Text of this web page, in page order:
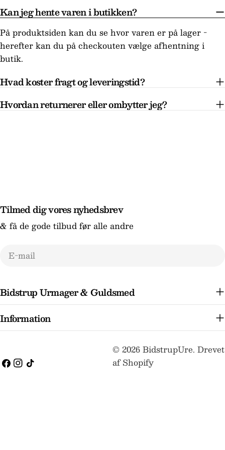
Kan jeg hente varen i butikken?
På produktsiden kan du se hvor varen er på lager -
herefter kan du på checkouten vælge afhentning i
butik.
Hvad koster fragt og leveringstid?
Hvordan returnerer eller ombytter jeg?
Bidstrup Urmager & Guldsmed
Information
Tilmed dig vores nyhedsbrev
& få de gode tilbud før alle andre
E-
Facebook
Instagram
TikTok
© 2026BidstrupUre. Drevet
af Shopify
Betalingsmetoder